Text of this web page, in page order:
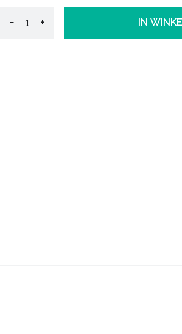
− + IN